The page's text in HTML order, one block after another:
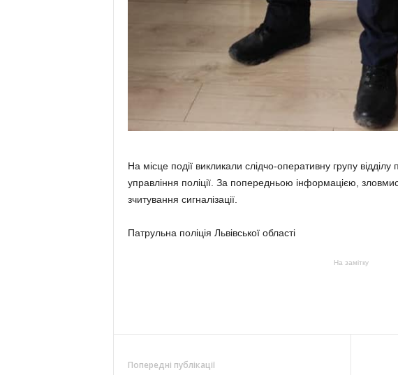
На місце події викликали слідчо-оперативну групу відділу
управління поліції. За попередньою інформацією,
зчитування сигналізації.
Патрульна поліція Львівської області
На замітку
Попередні публікації